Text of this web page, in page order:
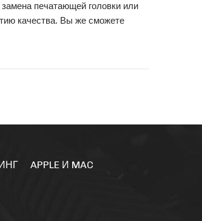
печатающей головки или
качества. Вы же сможете
APPLE И MAC